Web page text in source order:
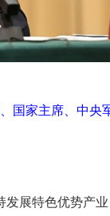
国家主席、中
展特色优势产